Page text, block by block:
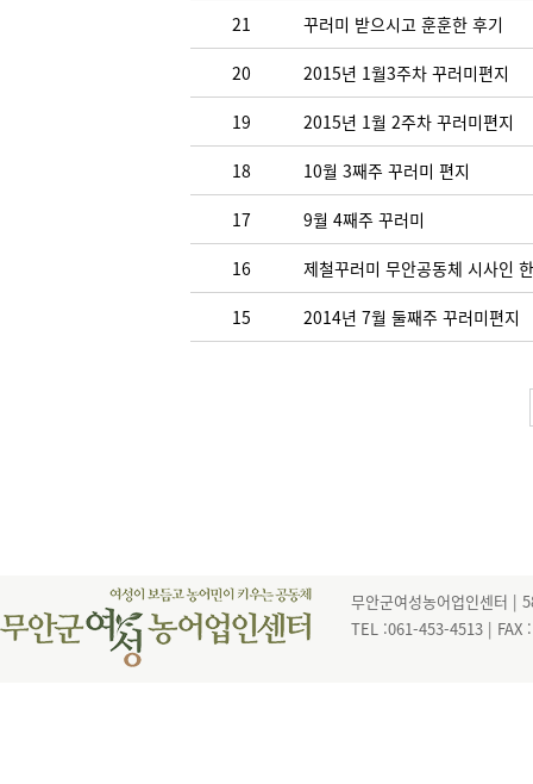
21 꾸러미 받으시고 훈훈한 후기
20 2015년 1월3주차 꾸러미편지
19 2015년 1월 2주차 꾸러미편지
18 10월 3째주 꾸러미 편지
17 9월 4째주 꾸러미
16 제철꾸러미 무안공동체 시사인
15 2014년 7월 둘째주 꾸러미편지
무안군여성농어업인센터 |
TEL :061-453-4513 |